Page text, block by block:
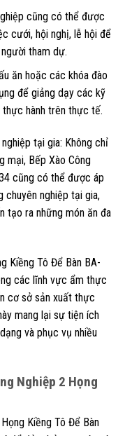
cũng có thể được
cưới, hội nghị, lễ hội để
tham dự.
ăn hoặc các khóa đào
để giảng dạy các kỹ
hành trên thực tế.
tại gia: Không chỉ
mại, Bếp Xào Công
cũng có thể được áp
chuyên nghiệp tại gia,
tạo ra những món ăn đa
Kiềng Tô Để Bàn BA-
các lĩnh vực ẩm thực
cơ sở sản xuất thực
mang lại sự tiện ích
và phục vụ nhiều
Nghiệp 2 Họng
Kiềng Tô Để Bàn